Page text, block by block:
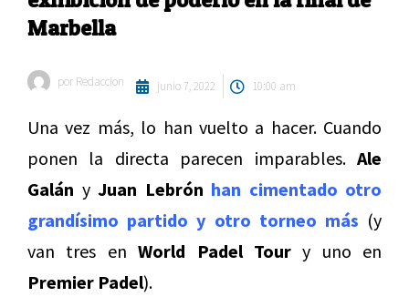
Marbella
por Redaccion junio 7, 2022 10:00 am
Una vez más, lo han vuelto a hacer. Cuando
ponen la directa parecen imparables. Ale
Galán y Juan Lebrón han cimentado otro
grandísimo partido y otro torneo más (y
van tres enWorld Padel Toury uno en
Premier Padel).